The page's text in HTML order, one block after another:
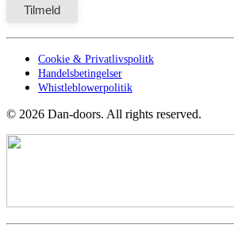
Cookie & Privatlivspolitk
Handelsbetingelser
Whistleblowerpolitik
© 2026 Dan-doors. All rights reserved.